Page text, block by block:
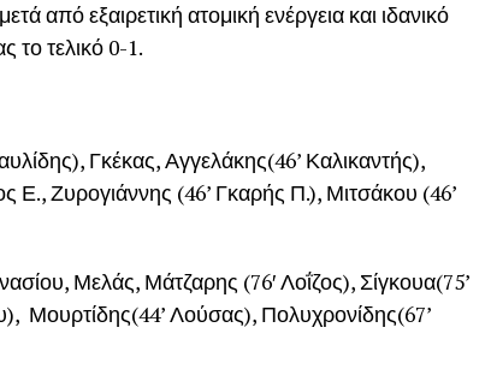
εξαιρετική ατομική ενέργεια και ιδανικό
το τελικό 0-1.
Γκέκας, Αγγελάκης(46’ Καλικαντής),
Ζυρογιάννης (46’ Γκαρής Π.), Μιτσάκου (46’
Μελάς, Μάτζαρης (76′ Λοΐζος), Σίγκουα(75’
Μουρτίδης(44’ Λούσας), Πολυχρονίδης(67’